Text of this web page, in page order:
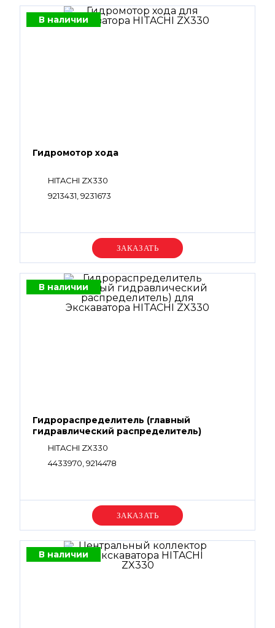
В наличии
Гидромотор хода
HITACHI ZX330
9213431, 9231673
Уточняйте цену
В наличии
Гидрораспределитель (главный
гидравлический распределитель)
HITACHI ZX330
4433970, 9214478
Уточняйте цену
В наличии